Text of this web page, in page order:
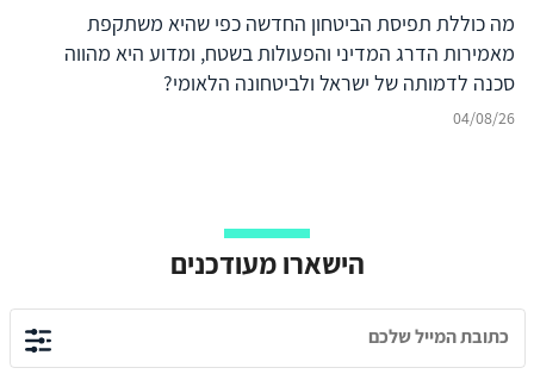
מה כוללת תפיסת הביטחון החדשה כפי שהיא משתקפת
מאמירות הדרג המדיני והפעולות בשטח, ומדוע היא מהווה
סכנה לדמותה של ישראל ולביטחונה הלאומי?
04/08/26
הישארו מעודכנים